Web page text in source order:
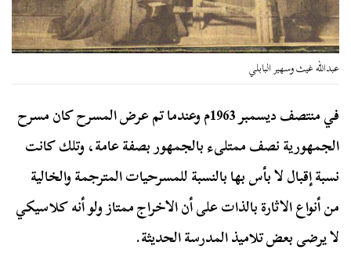
عبدالله غيث وسهير البابلي
في منتصف ديسمبر 1963م وعندما تم عرض المسرح كان مسرح
الجمهورية نصف ممتلىء بالجمهور بصفة عامة، وتلك كانت
نسبة إقبال لا بأس بها بالنسبة للمسرحيات المترجمة والخالية
من أنواع الاثارة بالذات على أن الاخراج ممتاز ولو أنه كلاسيكي
لا يرضى بعض تلاميذ المدرسة الحديثة.